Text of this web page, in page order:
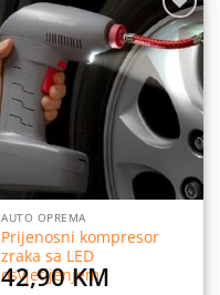
Dodaj
na
listu
želja
AUTO OPREMA
Prijenosni kompresor
zraka sa LED
osvjetljenjem
42,90KM